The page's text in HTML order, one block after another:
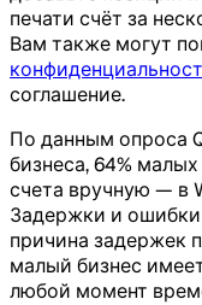
печати счёт за
Вам также могут
соглашение.
По данным опроса
бизнеса, 64%
счета вручную — в
Задержки и ошибки
причина задержек
малый бизнес
любой момент